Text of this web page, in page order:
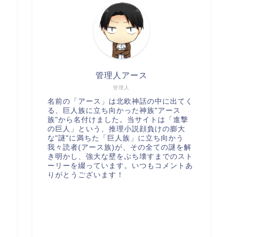
管理人
管理人アース
名前の「アース」は北欧神話の中に出てく
る、巨人族に立ち向かった神族"アース
族"から名付けました。当サイトは「進撃
の巨人」という、推理小説顔負けの膨大
な"謎"に満ちた「巨人族」に立ち向かう
我々読者(アース族)が、その全ての謎を解
き明かし、強大な壁をぶち壊すまでのスト
ーリーを綴っています。いつもコメントあ
りがとうございます！